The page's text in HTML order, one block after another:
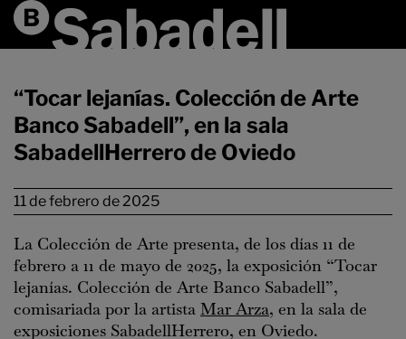
“Tocar lejanías. Colección de Arte
Banco Sabadell”, en la sala
SabadellHerrero de Oviedo
11 de febrero de 2025
La Colección de Arte presenta, de los días 11 de
febrero a 11 de mayo de 2025, la exposición “Tocar
lejanías. Colección de Arte Banco Sabadell”,
comisariada por la artista Mar Arza, en la sala de
exposiciones SabadellHerrero, en Oviedo.